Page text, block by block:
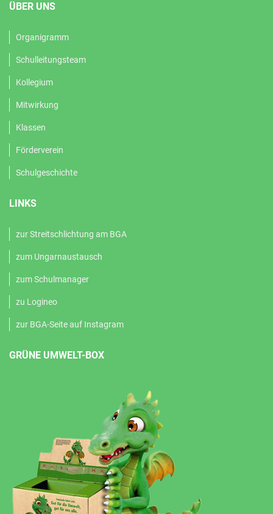
ÜBER UNS
Organigramm
Schulleitungsteam
Kollegium
Mitwirkung
Klassen
Förderverein
Schulgeschichte
LINKS
zur Streitschlichtung am BGA
zum Ungarnaustausch
zum Schulmanager
zu Logineo
zur BGA-Seite auf Instagram
GRÜNE UMWELT-BOX